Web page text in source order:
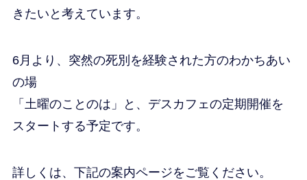
きたいと考えています。
6月より、突然の死別を経験された方のわかちあい
の場
「土曜のことのは」と、デスカフェの定期開催を
スタートする予定です。
詳しくは、下記の案内ページをご覧ください。